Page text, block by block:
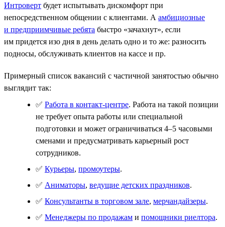
Интроверт будет испытывать дискомфорт при
непосредственном общении с клиентами. А амбициозные
и предприимчивые ребята быстро «зачахнут», если
им придется изо дня в день делать одно и то же: разносить
подносы, обслуживать клиентов на кассе и пр.
Примерный список вакансий с частичной занятостью обычно
выглядит так:
✅ Работа в контакт-центре. Работа на такой позиции
не требует опыта работы или специальной
подготовки и может ограничиваться 4–5 часовыми
сменами и предусматривать карьерный рост
сотрудников.
✅ Курьеры, промоутеры.
✅ Аниматоры, ведущие детских праздников.
✅ Консультанты в торговом зале, мерчандайзеры.
✅ Менеджеры по продажам и помощники риелтора.